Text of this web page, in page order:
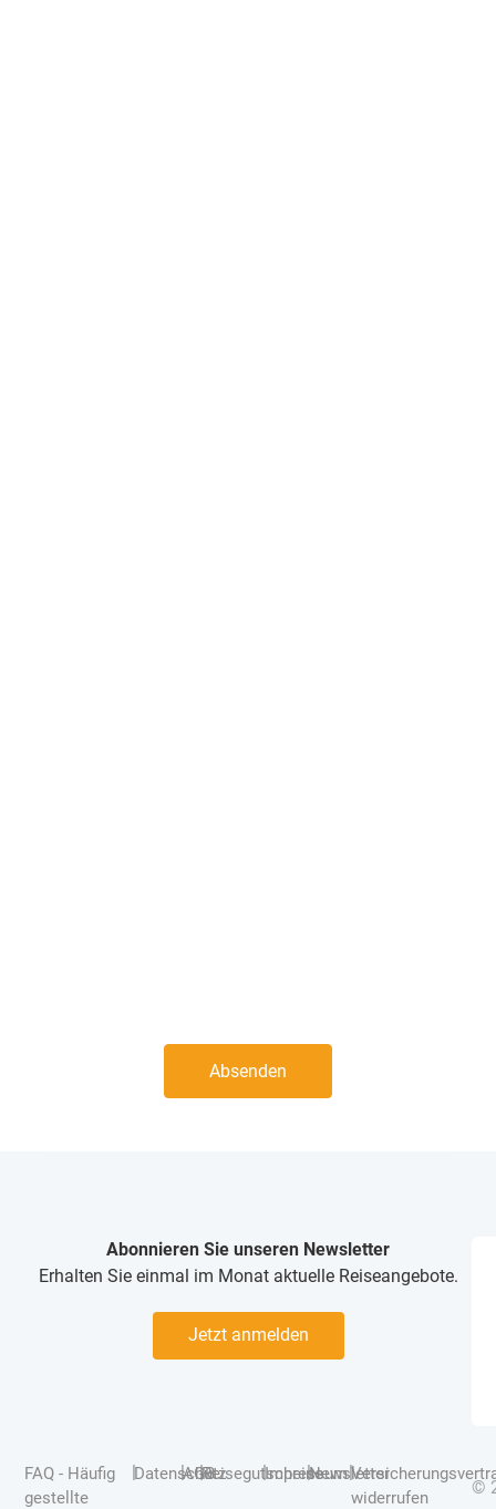
Absenden
Abonnieren Sie unseren Newsletter
Erhalten Sie einmal im Monat aktuelle Reiseangebote.
Jetzt anmelden
FAQ - Häufig
gestellte
|Datenschutz
|AGB
|Reisegutscheine
|Impressum
|Newsletter
|
widerrufen
©